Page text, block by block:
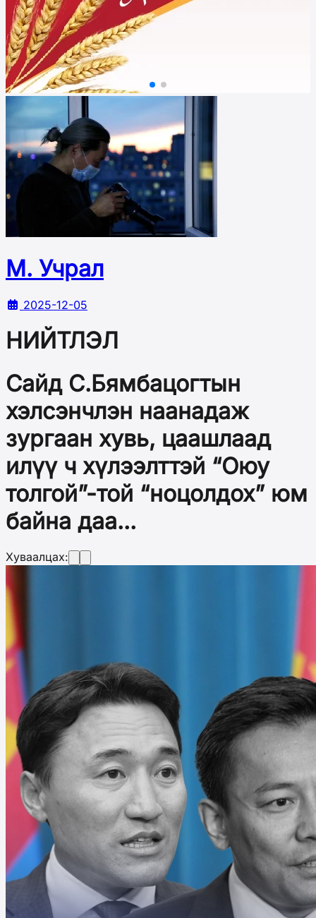
М. Учрал
2025-12-05
НИЙТЛЭЛ
Сайд С.Бямбацогтын
хэлсэнчлэн наанадаж
зургаан хувь, цаашлаад
илүү ч хүлээлттэй “Оюу
толгой”-той “ноцолдох” юм
байна даа...
Хуваалцах: